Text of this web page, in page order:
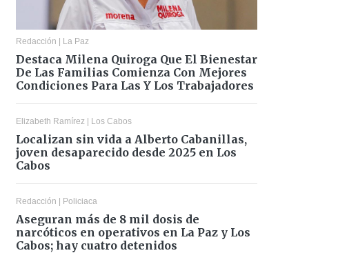
Redacción | La Paz
Destaca Milena Quiroga Que El Bienestar
De Las Familias Comienza Con Mejores
Condiciones Para Las Y Los Trabajadores
Elizabeth Ramírez | Los Cabos
Localizan sin vida a Alberto Cabanillas,
joven desaparecido desde 2025 en Los
Cabos
Redacción | Policiaca
Aseguran más de 8 mil dosis de
narcóticos en operativos en La Paz y Los
Cabos; hay cuatro detenidos